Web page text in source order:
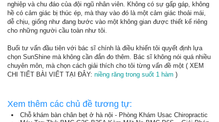
nghiệp và chu đáo của đội ngũ nhân viên. Không có sự gấp gáp, không
hề có cảm giác bị thúc ép, mà thay vào đó là một cảm giác thoải mái,
dễ chịu, giống như đang bước vào một không gian được thiết kế riêng
cho những người cầu toàn như tôi.
Buổi tư vấn đầu tiên với bác sĩ chính là điều khiến tôi quyết định lựa
chọn SunShine mà không cần đắn đo thêm. Bác sĩ không nói quá nhiều
chuyên môn, mà chọn cách giải thích cho tôi từng vấn đề một ( XEM
CHI TIẾT BÀI VIẾT TẠI ĐÂY: niềng răng trong suốt 1 hàm )
Xem thêm các chủ đề tương tự:
Chỗ khám bàn chân bẹt ở hà nội - Phòng Khám Usac Chiropractic